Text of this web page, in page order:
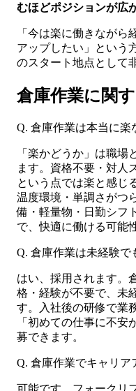
むほどポジションが広
「今は楽に働きなが
アップしたい」という
のスタート地点として
倉庫作業に関
Q. 倉庫作業は本当に楽
「楽かどうか」は職場
ます。資格不要・対人
という点では楽と感じ
温度環境・単調さがつ
備・軽量物・日勤シフ
で、快適に働ける可能
Q. 倉庫作業は未経験で
はい、採用されます。
格・経験が不要で、未
す。入社後の研修で業
「初めての仕事に不
募できます。
Q. 倉庫作業でキャリア